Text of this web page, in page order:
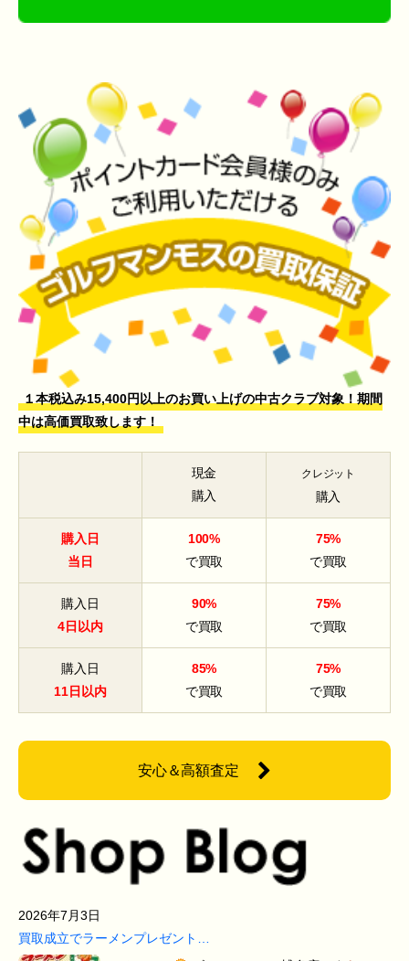
１本税込み15,400円以上のお買い上げの中古クラブ対象！期間
中は高価買取致します！
現金
購入
クレジット
購入
購入日
当日
100%
で買取
75%
で買取
購入日
4日以内
90%
で買取
75%
で買取
購入日
11日以内
85%
で買取
75%
で買取
安心＆高額査定
2026年7月3日
買取成立でラーメンプレゼント…